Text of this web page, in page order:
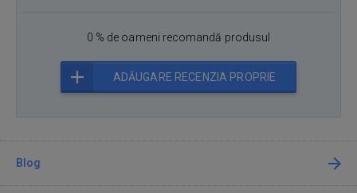
0 % de oameni recomandă produsul
ADĂUGARE RECENZIA PROPRIE
Blog